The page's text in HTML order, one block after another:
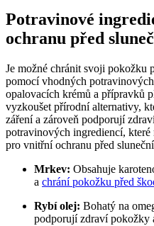
Potravinové
ochranu před
Je možné chránit svoji pokožku
pomocí vhodných
opalovacích krémů a přípravků
vyzkoušet přírodní alternativy,
záření a zároveň podporují
potravinových ingrediencí,
pro vnitřní ochranu před
Mrkev: Obsahuje
a chrání pokožku před
Rybí olej: Bohatý na
podporují zdraví pokožky